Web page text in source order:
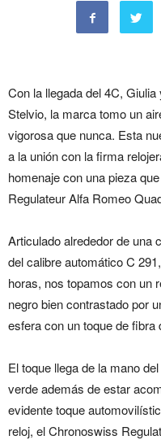
Con la llegada del 4C,
Stelvio, la marca tomo un
vigorosa que nunca. Esta
a la unión con la firma
homenaje con una pieza
Regulateur Alfa Romeo
Articulado alrededor de una
del calibre automático C
horas, nos topamos con un
negro bien contrastado por
esfera con un toque de fibra
El toque llega de la mano
verde además de estar
evidente toque
reloj, el Chronoswiss